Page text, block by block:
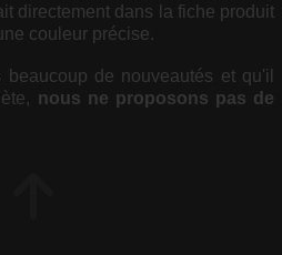
directement dans la fiche produit
couleur précise.
de nouveautés et qu'il
nous ne proposons pas de